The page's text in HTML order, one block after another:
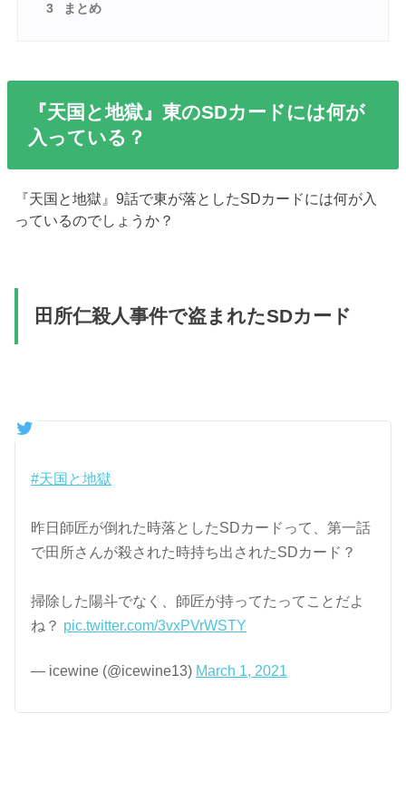
3 まとめ
『天国と地獄』東のSDカードには何が
入っている？
『天国と地獄』9話で東が落としたSDカードには何が入
っているのでしょうか？
田所仁殺人事件で盗まれたSDカード
#天国と地獄
昨日師匠が倒れた時落としたSDカードって、第一話
で田所さんが殺された時持ち出されたSDカード？
掃除した陽斗でなく、師匠が持ってたってことだよ
ね？ pic.twitter.com/3vxPVrWSTY
— icewine (@icewine13) March 1, 2021